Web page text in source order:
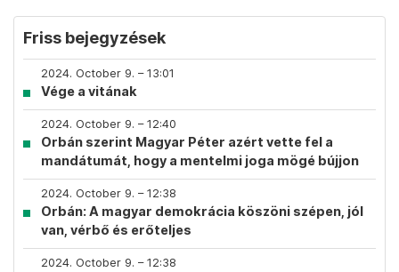
Friss bejegyzések
2024. October 9. – 13:01
Vége a vitának
2024. October 9. – 12:40
Orbán szerint Magyar Péter azért vette fel a
mandátumát, hogy a mentelmi joga mögé bújjon
2024. October 9. – 12:38
Orbán: A magyar demokrácia köszöni szépen, jól
van, vérbő és erőteljes
2024. October 9. – 12:38